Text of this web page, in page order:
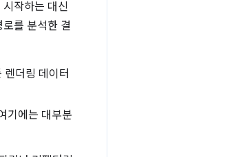
작하는 대신
를 분석한 결
더링 데이터
기에는 대부분